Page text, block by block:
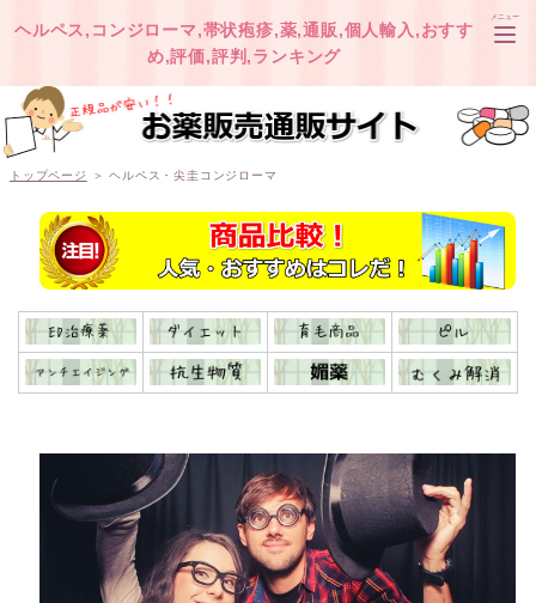
ヘルペス,コンジローマ,帯状疱疹,薬,通販,個人輸入,おすす
め,評価,評判,ランキング
メニュー
TOP
オオサカ堂
ベストケンコー
トップページ ＞ ヘルペス・尖圭コンジローマ